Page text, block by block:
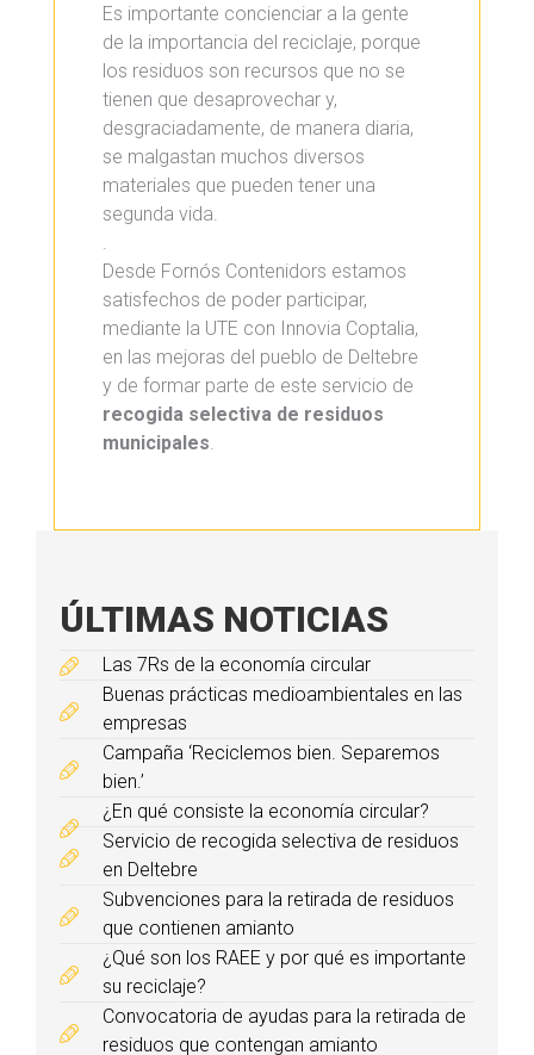
Es importante concienciar a la gente
de la importancia del reciclaje, porque
los residuos son recursos que no se
tienen que desaprovechar y,
desgraciadamente, de manera diaria,
se malgastan muchos diversos
materiales que pueden tener una
segunda vida.
.
Desde Fornós Contenidors estamos
satisfechos de poder participar,
mediante la UTE con Innovia Coptalia,
en las mejoras del pueblo de Deltebre
y de formar parte de este servicio de
recogida selectiva de residuos
municipales.
ÚLTIMAS NOTICIAS
Las 7Rs de la economía circular
Buenas prácticas medioambientales en las
empresas
Campaña ‘Reciclemos bien. Separemos
bien.’
¿En qué consiste la economía circular?
Servicio de recogida selectiva de residuos
en Deltebre
Subvenciones para la retirada de residuos
que contienen amianto
¿Qué son los RAEE y por qué es importante
su reciclaje?
Convocatoria de ayudas para la retirada de
residuos que contengan amianto